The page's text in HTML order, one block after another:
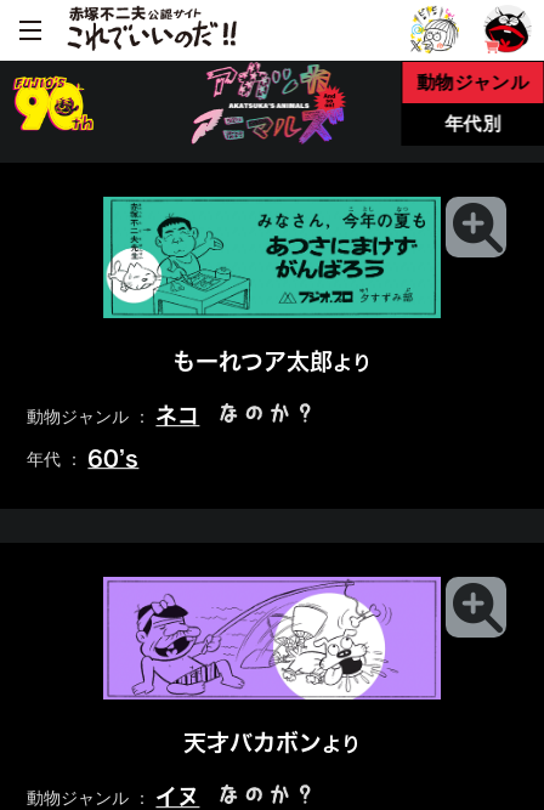
動物ジャンル
年代別
もーれつア太郎より
動物ジャンル ： ネコ なのか？
年代 ： 60’s
天才バカボンより
動物ジャンル ： イヌ なのか？